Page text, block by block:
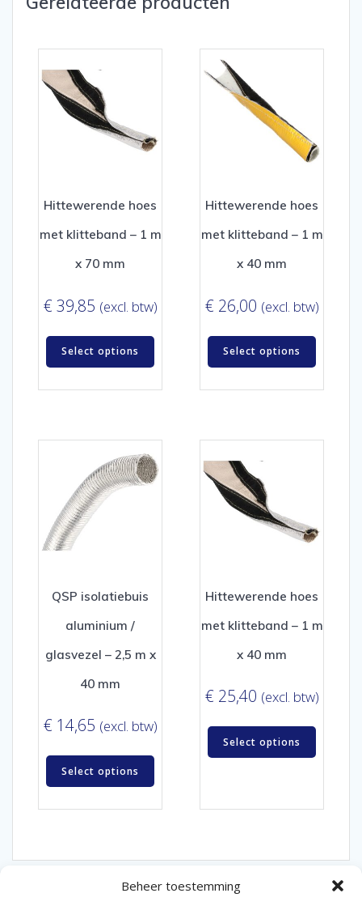
Beheer toestemming
Hittewerende hoes
met klitteband – 1 m
x 70 mm
€ 39,85 (excl. btw)
Select options
Hittewerende hoes
met klitteband – 1 m
x 40 mm
€ 26,00 (excl. btw)
Select options
QSP isolatiebuis
aluminium /
glasvezel – 2,5 m x
40 mm
€ 14,65 (excl. btw)
Select options
Hittewerende hoes
met klitteband – 1 m
x 40 mm
€ 25,40 (excl. btw)
Select options